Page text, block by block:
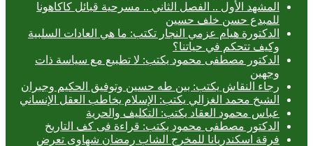
المشهد الأول .. الفصل الثاني .. مسرحية قبائل كاكاهونا
للمبدع حسن خلف حسين
الدكتورة هيام عزمي النجار تكتب: ما هي العادات السلبية
وكيف تتحكم في حياتنا؟
الدكتور مصطفى محمود يكتب: لا تطبيع مع سياسة ذات
وجهين
رجاء النقاش يكتب: بين طه حسين وتوفيق الحكيم وجبران
الشيخ محمد الغزالي يكتب: الإسلام يخاطب العقل الإنساني
عباس محمود العقاد يكتب: التكليف والحرية
الدكتور مصطفى محمود يكتب: قراءة فى كف التاريخ
فرقة اسكندريانا للمخرج الشاب رمضان شهاوى تعرض